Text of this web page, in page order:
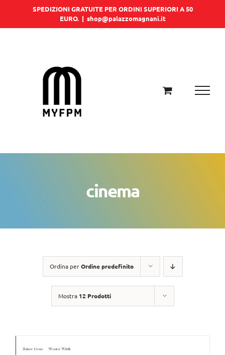
SPEDIZIONI GRATUITE PER ORDINI SUPERIORI A 50
EURO. | shop@palazzomagnani.it
cinema
Ordina perOrdine predefinito
Mostra 12 Prodotti